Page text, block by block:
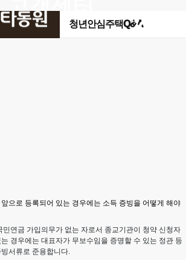
고객센터
청년안심주택Q&A
으로 등록되어 있는 경우에는 소득 증빙을 어떻게 해야
민연금 가입의무가 없는 자로서 종교기관이 청약 신청자
경우에는 대표자가 무보수임을 증명할 수 있는 정관 등
서류로 준용합니다.